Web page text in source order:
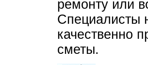
ремонту или
Специалисты
качественно
сметы.